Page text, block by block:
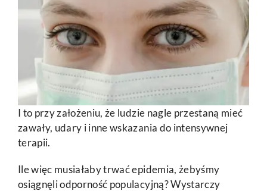
I to przy założeniu, że ludzie nagle przestaną mieć
zawały, udary i inne wskazania do intensywnej
terapii.
Ile więc musiałaby trwać epidemia, żebyśmy
osiągnęli odporność populacyjną? Wystarczy